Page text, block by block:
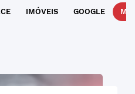
IMÓVEIS GOOGLE